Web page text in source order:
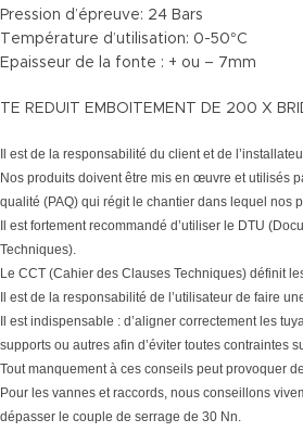
Pression d’épreuve: 24 Bars
Température d’utilisation: 0-50°C
Epaisseur de la fonte : + ou – 7mm
TE REDUIT EMBOITEMENT DE 200 X
Il est de la responsabilité du client et de
Nos produits doivent être mis en œuvre et utilisés
qualité (PAQ) qui régit le chantier dans lequel nos
Il est fortement recommandé d’utiliser le DTU
Techniques).
Le CCT (Cahier des Clauses Techniques) définit
Il est de la responsabilité de l’utilisateur de faire
Il est indispensable : d’aligner correctement les
supports ou autres afin d’éviter toutes
Tout manquement à ces conseils peut provoquer
Pour les vannes et raccords, nous conseillons
dépasser le couple de serrage de 30 Nn.